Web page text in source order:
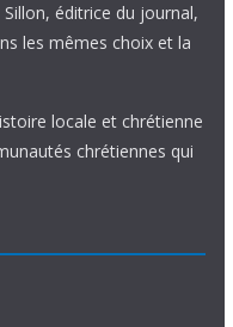
Sillon, éditrice du journal,
les mêmes choix et la
locale et chrétienne
chrétiennes qui